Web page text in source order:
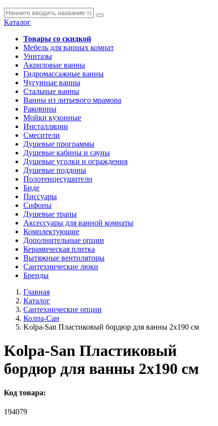
Каталог
Товары со скидкой
Мебель для ванных комнат
Унитазы
Акриловые ванны
Гидромассажные ванны
Чугунные ванны
Стальные ванны
Ванны из литьевого мрамора
Раковины
Мойки кухонные
Инсталляции
Смесители
Душевые программы
Душевые кабины и сауны
Душевые уголки и ограждения
Душевые поддоны
Полотенцесушители
Биде
Писсуары
Сифоны
Душевые трапы
Аксессуары для ванной комнаты
Комплектующие
Дополнительные опции
Керамическая плитка
Вытяжные вентиляторы
Сантехнические люки
Бренды
Главная
Каталог
Сантехнические опции
Колпа-Сан
Kolpa-San Пластиковый бордюр для ванны 2х190 см
Kolpa-San Пластиковый
бордюр для ванны 2х190 см
Код товара:
194079